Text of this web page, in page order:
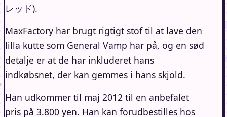
レッド).
MaxFactory har brugt rigtigt stof til at lave den
lilla kutte som General Vamp har på, og en sød
detalje er at de har inkluderet hans
indkøbsnet, der kan gemmes i hans skjold.
Han udkommer til maj 2012 til en anbefalet
pris på 3.800 yen. Han kan forudbestilles hos